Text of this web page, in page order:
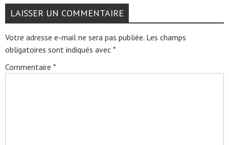
LAISSER UN COMMENTAIRE
Votre adresse e-mail ne sera pas publiée. Les champs
obligatoires sont indiqués avec *
Commentaire *